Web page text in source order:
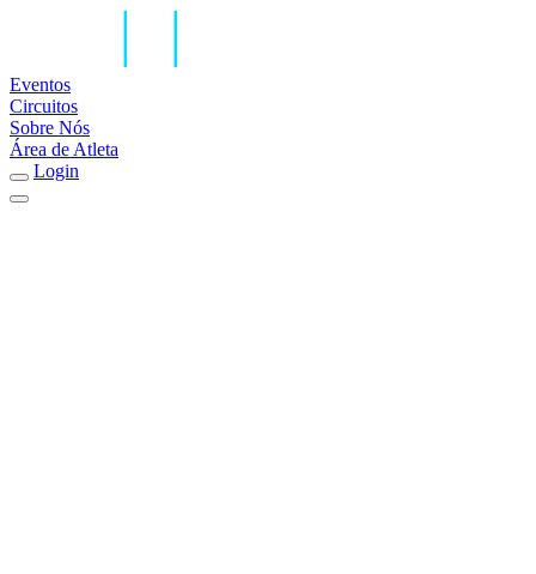
Eventos
Circuitos
Sobre Nós
Área de Atleta
Login